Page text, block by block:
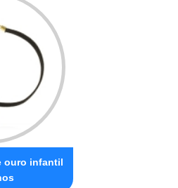
ouro infantil